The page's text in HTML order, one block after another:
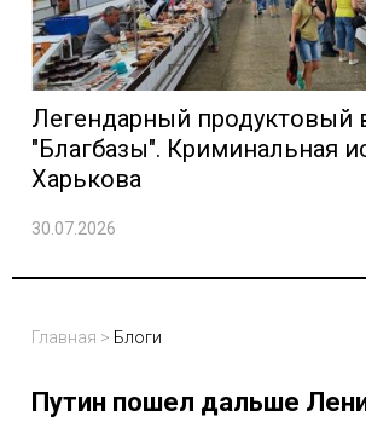
Легендарный продуктовый
"Благбазы". Криминальная
Харькова
30.07.2026
Главная > Блоги
Путин пошел дальше